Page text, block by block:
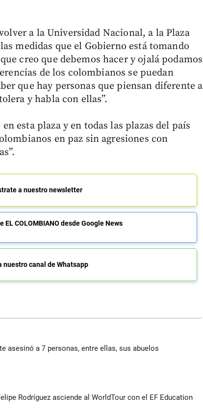
a la Universidad Nacional, a la Plaza
medidas que el Gobierno está tomando
creo que debemos hacer y ojalá podamos
de los colombianos se puedan
que hay personas que piensan diferente a
y habla con ellas”.
esta plaza y en todas las plazas del país
en paz sin agresiones con
a nuestro newsletter
EL COLOMBIANO desde Google News
nuestro canal de Whatsapp
asesinó a 7 personas, entre ellas, sus abuelos
Rodríguez asciende al WorldTour con el EF Education